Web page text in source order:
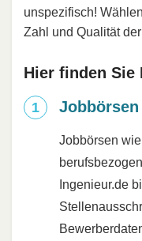
unspezifisch!
Zahl und Qualität
Hier finden Sie
Jobbörsen
Jobbörsen
Ingenieur.de